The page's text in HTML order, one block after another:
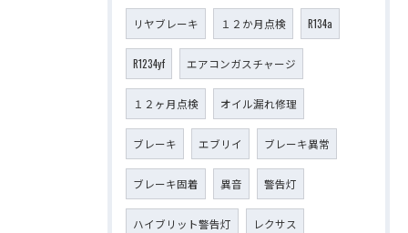
リヤブレーキ １２か月点検 R134a
R1234yf エアコンガスチャージ
１２ヶ月点検 オイル漏れ修理
ブレーキ エブリイ ブレーキ異常
ブレーキ固着 異音 警告灯
ハイブリット警告灯 レクサス